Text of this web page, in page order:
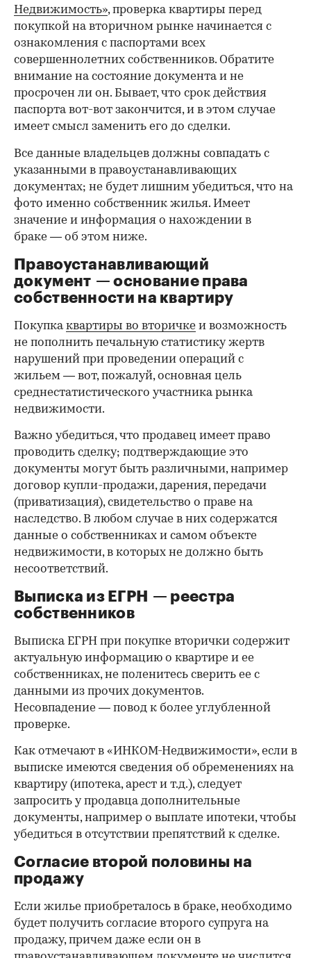
Недвижимость», проверка квартиры перед
покупкой на вторичном рынке начинается с
ознакомления с паспортами всех
совершеннолетних собственников. Обратите
внимание на состояние документа и не
просрочен ли он. Бывает, что срок действия
паспорта вот-вот закончится, и в этом случае
имеет смысл заменить его до сделки.
00:00 / 00:00
Все данные владельцев должны совпадать с
указанными в правоустанавливающих
документах; не будет лишним убедиться, что на
фото именно собственник жилья. Имеет
значение и информация о нахождении в
браке — об этом ниже.
Правоустанавливающий
документ — основание права
собственности на квартиру
Покупкаквартиры во вторичке и возможность
не пополнить печальную статистику жертв
нарушений при проведении операций с
жильем — вот, пожалуй, основная цель
среднестатистического участника рынка
недвижимости.
Важно убедиться, что продавец имеет право
проводить сделку; подтверждающие это
документы могут быть различными, например
договор купли-продажи, дарения, передачи
(приватизация), свидетельство о праве на
наследство. В любом случае в них содержатся
данные о собственниках и самом объекте
недвижимости, в которых не должно быть
несоответствий.
Выписка из ЕГРН — реестра
собственников
Выписка ЕГРН при покупке вторички содержит
актуальную информацию о квартире и ее
собственниках, не поленитесь сверить ее с
данными из прочих документов.
Несовпадение — повод к более углубленной
проверке.
Как отмечают в «ИНКОМ-Недвижимости», если в
выписке имеются сведения об обременениях на
квартиру (ипотека, арест и т.д.), следует
запросить у продавца дополнительные
документы, например о выплате ипотеки, чтобы
убедиться в отсутствии препятствий к сделке.
Согласие второй половины на
продажу
Если жилье приобреталось в браке, необходимо
будет получить согласие второго супруга на
продажу, причем даже если он в